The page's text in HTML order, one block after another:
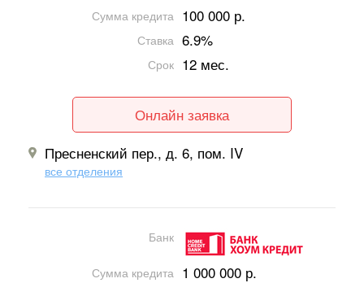
Сумма кредита 100 000 р.
Ставка 6.9%
Срок 12 мес.
Онлайн заявка
Пресненский пер., д. 6, пом. IV
все отделения
Банк
Сумма кредита 1 000 000 р.